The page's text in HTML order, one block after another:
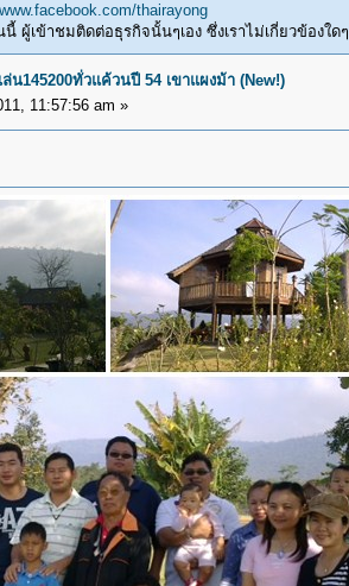
www.facebook.com/thairayong
ผู้เข้าชมติดต่อธุรกิจนั้นๆเอง ซึ่งเราไม่เกี่ยวข้องใดๆ
น145200ทั่วแค้วนปี 54 เขาแผงม้า (New!)
11:57:56 am »